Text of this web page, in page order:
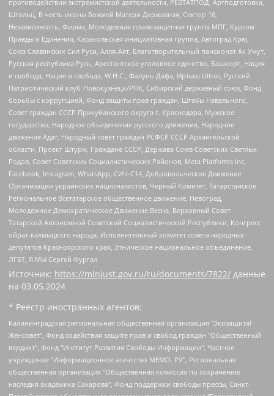
противодействии экстремистской деятельности, РЕВТАТПОД, Артподготовка,
Штольц, В честь иконы Божией Матери Державная, Сектор 16,
Независимость, Фирма, Молодежная правозащитная группа МПГ, Курсом
Правды и Единения, Каракольская инициативная группа, Автоград Крю,
Союз Славянских Сил Руси, Алля-Аят, Благотворительный пансионат Ак Умут,
Русская республика Русь, Арестантское уголовное единство, Башкорт, Нация
и свобода, Нация и свобода, W.H.С., Фалунь Дафа, Иртыш Ultras, Русский
Патриотический клуб-Новокузнецк/РПК, Сибирский державный союз, Фонд
борьбы с коррупцией, Фонд защиты прав граждан, Штабы Навального,
Совет граждан СССР Прикубанского округа г. Краснодара, Мужское
государство, Народное объединение русского движения, Народное
движение Адат, Народный совет граждан РСФСР СССР Архангельской
области, Проект Штурм, Граждане СССР, Держава Союз Советских Светлых
Родов, Совет Советских Социалистических Районов, Meta Platforms Inc,
Facebook, Instagram, WhatsApp, СИЧ-С14, Добровольческое Движение
Организации украинских националистов, Черный Комитет, Татарстанское
Региональное Всетатарское общественное движение, Невоград,
Молодежное Демократическое Движение Весна, Верховный Совет
Татарской Автономной Советской Социалистической Республики, Конгресс
ойрат-калмыцкого народа, Исполнительный комитет совета народных
депутатов Красноярского края, Этническое национальное объединение,
ЛГБТ, Я.МЫ Сергей Фургал
Источник: https://minjust.gov.ru/ru/documents/7822/ данные
на 03.05.2024
* Реестр иностранных агентов:
Калининградская региональная общественная организация "Экозащита!-Женсовет", Фонд содействия защите прав и свобод граждан "Общественный вердикт", Фонд "Институт Развития Свободы Информации", Частное учреждение "Информационное агентство МЕМО. РУ", Региональная общественная организация "Общественная комиссия по сохранению наследия академика Сахарова", Фонд поддержки свободы прессы, Санкт-Петербургская общественная правозащитная организация "Гражданский контроль", Межрегиональная общественная организация "Информационно-просветительский центр "Мемориал", Региональный Фонд "Центр Защиты Прав Средств Массовой Информации", с 05.12.2023 Фонд "Центр Защиты Прав Средств массовой информации", Региональная общественная благотворительная организация помощи беженцам и мигрантам "Гражданское содействие", Негосударственное образовательное учреждение дополнительного профессионального образования (повышение квалификации) специалистов "АКАДЕМИЯ ПО ПРАВАМ ЧЕЛОВЕКА", Свердловская региональная общественная организация "Сутяжник", Автономная некоммерческая организация "Центр независимых социологических исследований", Союз общественных объединений "Российский исследовательский центр по правам человека", Региональное общественное учреждение научно-информационный центр "МЕМОРИАЛ", Некоммерческая организация "Фонд защиты гласности", Автономная некоммерческая организация "Институт прав человека", Городская общественная организация "Екатеринбургское общество "МЕМОРИАЛ", Городская общественная организация "Рязанское историко-просветительское и правозащитное общество "Мемориал" (Рязанский Мемориал), Челябинский региональный орган общественной самодеятельности – женское общественное объединение "Женщины Евразии", Челябинский региональный орган общественной самодеятельности "Уральская правозащитная группа", Фонд содействия защите здоровья и социальной справедливости имени Андрея Рылькова, Автономная Некоммерческая Организация "Аналитический Центр Юрия Левады", Автономная некоммерческая организация социальной поддержки населения "Проект Апрель", Региональная общественная организация помощи женщинам и детям, находящимся в кризисной ситуации "Информационно-методический центр "Анна", Фонд содействия развитию массовых коммуникаций и правовому просвещению "Так-так-Так", Фонд содействия устойчивому развитию "Серебряная тайга", Свердловский региональный общественный фонд социальных проектов "Новое время", "Idel.Реалии", Кавказ.Реалии, Крым.Реалии, Телеканал Настоящее Время, Татаро-башкирская служба Радио Свобода (Azatliq Radiosi), Радио Свободная Европа/Радио Свобода (PCE/PC), "Сибирь.Реалии", "Фактограф", Благотворительный фонд помощи осужденным и их семьям, Автономная некоммерческая организация "Институт глобализации и социальных движений", Фонд "В защиту прав заключенных", Частное учреждение "Центр поддержки и содействия развитию средств массовой информации", Пензенский региональный общественный благотворительный фонд "Гражданский союз", "Север.Реалии", Некоммерческая организация Фонд "Правовая инициатива", Общество с ограниченной ответственностью "Радио Свободная Европа/Радио Свобода", Чешское информационное агентство "MEDIUM-ORIENT", Красноярская региональная общественная организация "Мы против СПИДа", Камалягин Денис Николаевич, Маркелов Сергей Евгеньевич, Пономарев Лев Александрович, Савицкая Людмила Алексеевна, Автономная некоммерческая организация "Центр по работе с проблемой насилия "НАСИЛИЮ.НЕТ", Межрегиональный профессиональный союз работников здравоохранения "Альянс врачей", Юридическое лицо, зарегистрированное в Латвийской Республике, SIA "Medusa Project" (регистрационный номер 40103797863, дата регистрации 10.06.2014), Некоммерческая организация "Фонд по борьбе с коррупцией", Автономная некоммерческая организация "Институт права и публичной политики", Баданин Роман Сергеевич, Гликин Максим Александрович, Железнова Мария Михайловна, Лукьянова Юлия Сергеевна, Маетная Елизавета Витальевна, Маняхин Петр Борисович, Чуракова Ольга Владимировна, Ярош Юлия Петровна, Юридическое лицо "The Insider SIA", зарегистрированное в Риге, Латвийская Республика (дата регистрации 26.06.2015), являющееся администратором доменного имени интернет-издания "The Insider SIA", https://theins.ru, Постернак Алексей Евгеньевич, Рубин Михаил Аркадьевич, Анин Роман Александрович, Юридическое лицо Istories fonds, зарегистрированное в Латвийской Республике (регистрационный номер 50008295751, дата регистрации 24.02.2020), Великовский Дмитрий Александрович, Долинина Ирина Николаевна, Мароховская Алеся Алексеевна, Шлейнов Роман Юрьевич, Шмагун Олеся Валентиновна, Общество с ограниченной ответственностью "Альтаир 2021", Общество с ограниченной ответственностью "Вега 2021", Общество с ограниченной ответственностью "Главный редактор 2021", Общество с ограниченной ответственностью "Ромашки монолит", Важенков Артем Валерьевич, Ивановская областная общественная организация "Центр гендерных исследований", Гурман Юрий Альбертович, Медиапроект "ОВД-Инфо", Егоров Владимир Владимирович, Жилинский Владимир Александрович, Общество с ограниченной ответственностью "ЗП", Иванова София Юрьевна, Карезина Инна Павловна, Кильтау Екатерина Викторовна, Петров Алексей Викторович, Пискунов Сергей Евгеньевич, Смирнов Сергей Сергеевич, Тихонов Михаил Сергеевич, Общество с ограниченной ответственностью "ЖУРНАЛИСТ-ИНОСТРАННЫЙ АГЕНТ", Арапова Галина Юрьевна, Вольтская Татьяна Анатольевна, Американская компания "Mason G.E.S. Anonymous Foundation" (США), являющаяся владельцем интернет-издания https://mnews.world/, Компания "Stichting Bellingcat", зарегистрированная в Нидерландах (дата регистрации 11.07.2018), Захаров Андрей Вячеславович, Клепиковская Екатерина Дмитриевна, Общество с ограниченной ответственностью "МЕМО", Перл Роман Александрович, Симонов Евгений Алексеевич, Соловьева Елена Анатольевна, Сотников Даниил Владимирович, Сурначева Елизавета Дмитриевна, Автономная некоммерческая организация по защите прав человека и информированию населения "Якутия – Наше Мнение", Общество с ограниченной ответственностью "Москоу диджитал медиа", с 26.01.2023 Общество с ограниченной ответственностью "Чайка Белые сады", Ветошкина Валерия Валерьевна, Заговора Максим Александрович, Межрегиональное общественное движение "Российская ЛГБТ - сеть", Оленичев Максим Владимирович, Павлов Иван Юрьевич, Скворцова Елена Сергеевна, Общество с ограниченной ответственностью "Как бы инагент", Кочетков Игорь Викторович, Общество с ограниченной ответственностью "Честные выборы", Еланчик Олег Александрович, Общество с ограниченной ответственностью "Нобелевский призыв", Гималова Регина Эмилевна, Григорьев Андрей Валерьевич, Григорьева Алина Александровна, Ассоциация по содействию защите прав призывников, альтернативнослужащих и военнослужащих "Правозащитная группа "Гражданин.Армия.Право", Хисамова Регина Фаритовна, Автономная некоммерческая организация по реализации социально-правовых программ "Лилит", Дальневосточное общественное движение "Маяк", Санкт-Петербургская ЛГБТ-инициативная группа "Выход", Инициативная группа ЛГБТ+ "Реверс", Алексеев Андрей Викторович, Бекбулатова Таисия Львовна, Беляев Иван Михайлович, Владыкина Елена Сергеевна, Гельман Марат Александрович, Никульшина Вероника Юрьевна, Толоконникова Надежда Андреевна, Шендерович Виктор Анатольевич, Общество с ограниченной ответственностью "Данное сообщение", Общество с ограниченной ответственностью Издательский дом "Новая глава", Айнбиндер Александра Александровна, Московский комьюнити-центр для ЛГБТ+инициатив, Благотворительный фонд развития филантропии, Deutsche Welle (Германия, Kurt-Schumacher-Strasse 3, 53113 Bonn), Борзунова Мария Михайловна, Воробьев Виктор Викторович, Голубева Анна Львовна, Константинова Алла Михайловна, Малкова Ирина Владимировна, Мурадов Мурад Абдулгалимович, Осетинская Елизавета Николаевна, Понасенков Евгений Николаевич, Ганапольский Матвей Юрьевич, Киселев Евгений Алексеевич, Борухович Ирина Григорьевна, Дремин Иван Тимофеевич, Дубровский Дмитрий Викторович, Красноярская региональная общественная организация поддержки и развития альтернативных образовательных технологий и межкультурных коммуникаций "ИНТЕРРА", Маяковская Екатерина Алексеевна, Фейгин Марк Захарович, Филимонов Андрей Викторович, Дзугкоева Регина Николаевна, Доброхотов Роман Александрович, Дудь Юрий Александрович, Елкин Сергей Владимирович, Кругликов Кирилл Игоревич, Сабунаева Мария Леонидовна, Семенов Алексей Владимирович, Шаинян Карен Багратович, Шульман Екатерина Михайловна, Асафьев Артур Валерьевич, Вахштайн Виктор Семенович, Венедиктов Алексей Алексеевич, Лушникова Екатерина Евгеньевна, Волков Леонид Михайлович, Невзоров Александр Глебович, Пархоменко Сергей Борисович, Сироткин Ярослав Николаевич, Кара-Мурза Владимир Владимирович, Баранова Наталья Владимировна, Гозман Леонид Яковлевич, Кагарлицкий Борис Юльевич, Климарев Михаил Валерьевич, Милов Владимир Станиславович, Автономная некоммерческая организация Краснодарский центр современного искусства "Типография", Моргенштерн Алишер Тагирович, Соболь Любовь Эдуардовна, Общество с ограниченной ответственностью "ЛИЗА НОРМ", Каспаров Гарри Кимович, Ходорковский Михаил Борисович, Общество с ограниченной ответственностью "Апрельские тезисы", Данилович Ирина Брониславовна, Кашин Олег Владимирович, Петров Николай Владимирович, Пивоваров Алексей Владимирович, Соколов Михаил Владимирович, Цветкова Юлия Владимировна, Чичваркин Евгений Александрович, Комитет против пыток/Команда против пыток, Общество с ограниченной ответственностью "Первый научный", Общество с ограниченной ответственностью "Вертолет и ко", Белоцерковская Вероника Борисовна, Кац Максим Евгеньевич, Лазарева Татьяна Юрьевна, Шаведдинов Руслан Табризович, Яшин Илья Валерьевич, Общество с ограниченной ответственностью "Иноагент ААВ", Алешковский Дмитрий Петрович, Альбац Евгения Марковна, Быков Дмитрий Львович, Галямина Юлия Евгеньевна, Лойко Сергей Леонидович, Мартынов Кирилл Константинович, Медведев Сергей Александрович, Крашенинников Федор Геннадиевич, Гордеева Катерина Вл